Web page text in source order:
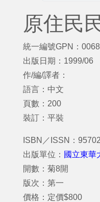
原住民
統一編號GPN：
出版日期：1999/06
作/編/譯者：
語言：中文
頁數：200
裝訂：平裝
ISBN／ISSN：
出版單位： 國立東華
開數：菊8開
版次：第一
價格：定價$800